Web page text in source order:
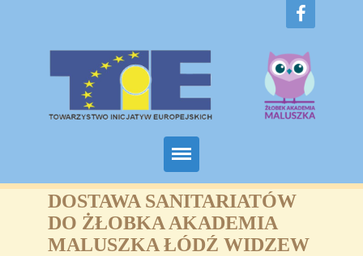
Home
O nas
DOSTAWA SANITARIATÓW
DO ŻŁOBKA AKADEMIA
MALUSZKA ŁÓDŹ WIDZEW